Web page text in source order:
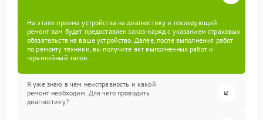
На этапе приема устройства на диагностику и последующий
ремонт вам будет предоставлен заказ-наряд с указанием страховых
обязательств на ваше устройство. Далее, после выполнения работ
по ремонту техники, вы получите акт выполненных работ и
гарантийный талон.
Я уже знаю в чем неисправность и какой
ремонт необходим. Для чего проводить
диагностику?